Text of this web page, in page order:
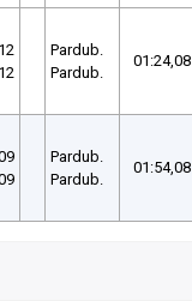
Pardub.
Pardub.
01:24,08
Pardub.
Pardub.
01:54,08